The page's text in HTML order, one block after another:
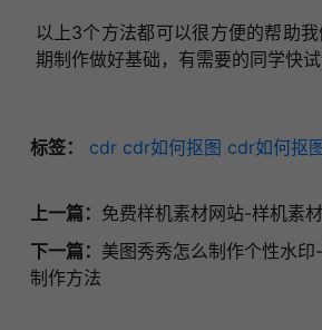
以上3个方法都可以很方便的帮助
期制作做好基础，有需要的同学快试
标签： cdr cdr如何抠图 cdr如何抠
上一篇： 免费样机素材网站-样机素
下一篇： 美图秀秀怎么制作个性水
制作方法